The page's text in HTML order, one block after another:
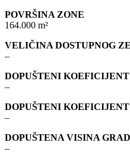
POVRŠINA ZONE
164.000 m²
VELIČINA DOSTUPNOG
–
DOPUŠTENI
–
DOPUŠTENI
–
DOPUŠTENA VISINA
–